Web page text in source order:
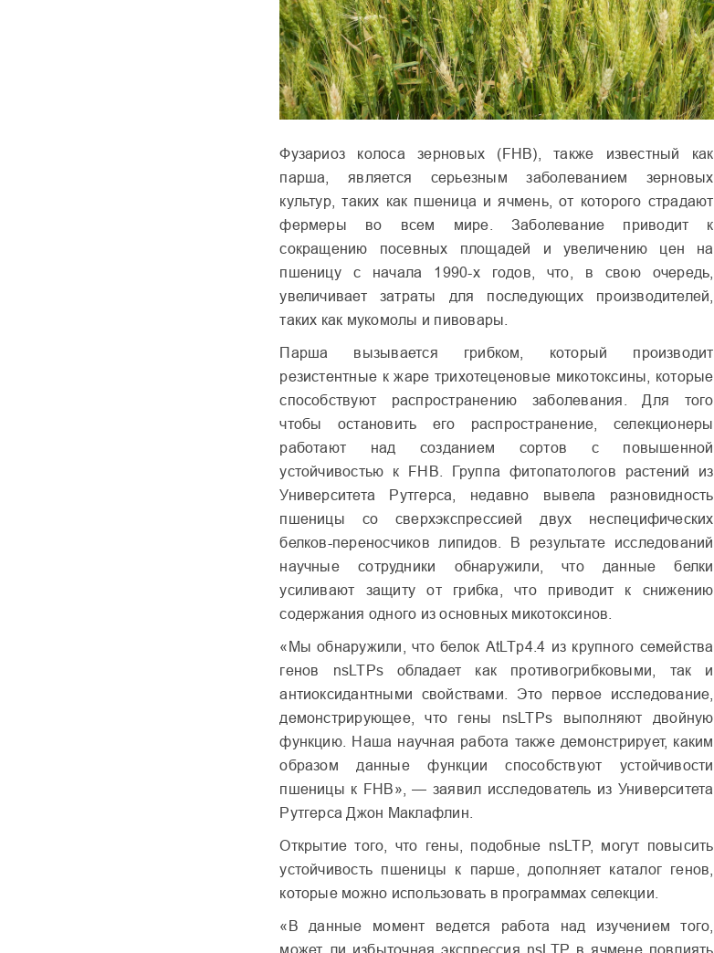
Фузариоз колоса зерновых (FHB), также известный как
парша, является серьезным заболеванием зерновых
культур, таких как пшеница и ячмень, от которого страдают
фермеры во всем мире. Заболевание приводит к
сокращению посевных площадей и увеличению цен на
пшеницу с начала 1990-х годов, что, в свою очередь,
увеличивает затраты для последующих производителей,
таких как мукомолы и пивовары.
Парша вызывается грибком, который производит
резистентные к жаре трихотеценовые микотоксины, которые
способствуют распространению заболевания. Для того
чтобы остановить его распространение, селекционеры
работают над созданием сортов с повышенной
устойчивостью к FHB. Группа фитопатологов растений из
Университета Рутгерса, недавно вывела разновидность
пшеницы со сверхэкспрессией двух неспецифических
белков-переносчиков липидов. В результате исследований
научные сотрудники обнаружили, что данные белки
усиливают защиту от грибка, что приводит к снижению
содержания одного из основных микотоксинов.
«Мы обнаружили, что белок AtLTp4.4 из крупного семейства
генов nsLTPs обладает как противогрибковыми, так и
антиоксидантными свойствами. Это первое исследование,
демонстрирующее, что гены nsLTPs выполняют двойную
функцию. Наша научная работа также демонстрирует, каким
образом данные функции способствуют устойчивости
пшеницы к FHB», — заявил исследователь из Университета
Рутгерса Джон Маклафлин.
Открытие того, что гены, подобные nsLTP, могут повысить
устойчивость пшеницы к парше, дополняет каталог генов,
которые можно использовать в программах селекции.
«В данные момент ведется работа над изучением того,
может ли избыточная экспрессия nsLTP в ячмене повлиять